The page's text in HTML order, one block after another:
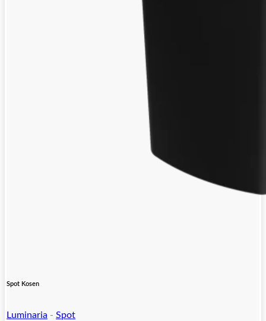
Spot Kosen
Luminaria - Spot